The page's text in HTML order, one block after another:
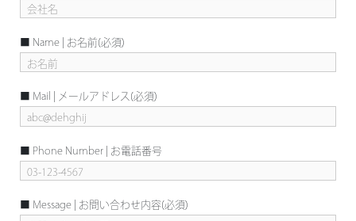
■ Name | お名前(必須)
■ Mail | メールアドレス(必須)
■ Phone Number | お電話番号
■ Message | お問い合わせ内容(必須)